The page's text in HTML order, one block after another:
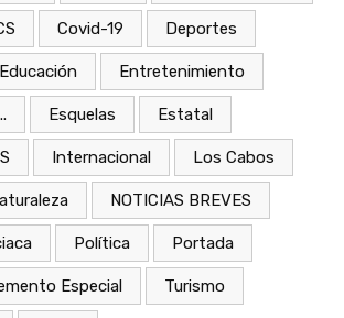
Covid-19 Deportes
Educación Entretenimiento
Esquelas Estatal
Internacional Los Cabos
NOTICIAS BREVES
Política Portada
Especial Turismo